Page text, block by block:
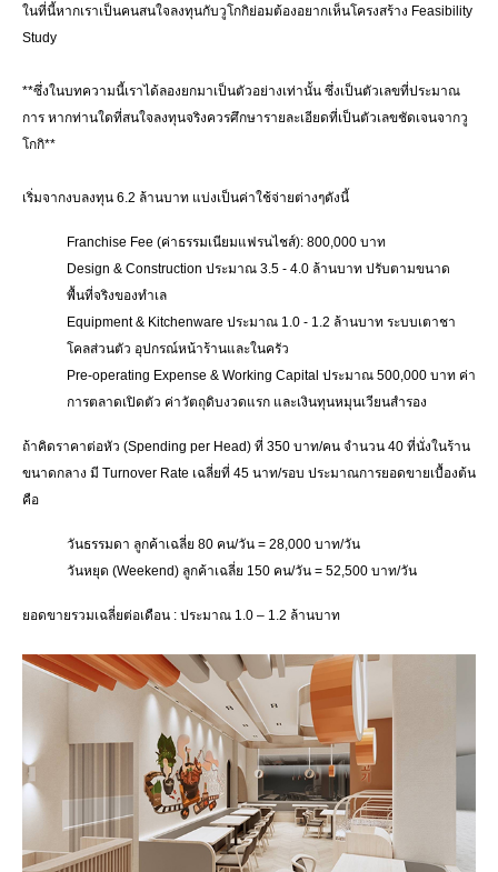
ในที่นี้หากเราเป็นคนสนใจลงทุนกับวูโกกิย่อมต้องอยากเห็นโครงสร้าง Feasibility
Study
**ซึ่งในบทความนี้เราได้ลองยกมาเป็นตัวอย่างเท่านั้น ซึ่งเป็นตัวเลขที่ประมาณ
การ หากท่านใดที่สนใจลงทุนจริงควรศึกษารายละเอียดที่เป็นตัวเลขชัดเจนจากวู
โกกิ**
เริ่มจากงบลงทุน 6.2 ล้านบาท แบ่งเป็นค่าใช้จ่ายต่างๆดังนี้
Franchise Fee (ค่าธรรมเนียมแฟรนไชส์): 800,000 บาท
Design & Construction ประมาณ 3.5 - 4.0 ล้านบาท ปรับตามขนาด
พื้นที่จริงของทำเล
Equipment & Kitchenware ประมาณ 1.0 - 1.2 ล้านบาท ระบบเตาชา
โคลส่วนตัว อุปกรณ์หน้าร้านและในครัว
Pre-operating Expense & Working Capital ประมาณ 500,000 บาท ค่า
การตลาดเปิดตัว ค่าวัตถุดิบงวดแรก และเงินทุนหมุนเวียนสำรอง
ถ้าคิดราคาต่อหัว (Spending per Head) ที่ 350 บาท/คน จำนวน 40 ที่นั่งในร้าน
ขนาดกลาง มี Turnover Rate เฉลี่ยที่ 45 นาท/รอบ ประมาณการยอดขายเบื้องต้น
คือ
วันธรรมดา ลูกค้าเฉลี่ย 80 คน/วัน = 28,000 บาท/วัน
วันหยุด (Weekend) ลูกค้าเฉลี่ย 150 คน/วัน = 52,500 บาท/วัน
ยอดขายรวมเฉลี่ยต่อเดือน : ประมาณ 1.0 – 1.2 ล้านบาท